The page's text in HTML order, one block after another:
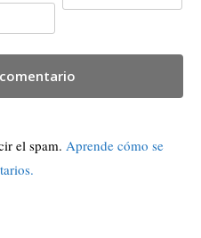
el spam. Aprende cómo se